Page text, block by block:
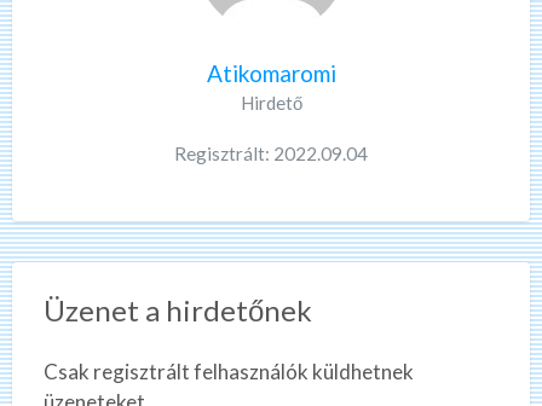
Atikomaromi
Hirdető
Regisztrált: 2022.09.04
Üzenet a hirdetőnek
Csak regisztrált felhasználók küldhetnek